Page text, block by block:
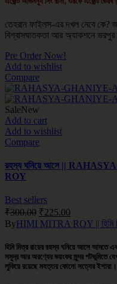
তেহরান ফাইলস-এর দখল নেবে কে?
বিশ্বাসঘাতকতা আর অ্যাকশনে ভরপুর
Pre Order Now!
Add to wishlist
Compare
SaleNew
Add to cart
Add to wishlist
Compare
রহস্য ঘনিয়ে আসে ||
ROY
Best sellers
₹300.00 ₹225.00
ByHIMI MITRA ROY || হিমি
হিমি মিত্র রায়ের রহস্য ঘনিয়ে আসে আদতে
সমুদ্র আর অরণ্যের ভয়ংকর সুন্দর পটভূমিতে
লুকিয়ে রয়েছে মহত্তর কোনো সত্যের ইশারা।